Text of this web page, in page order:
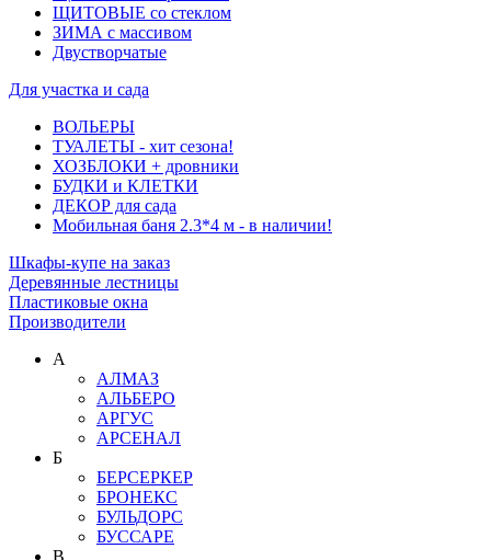
ЩИТОВЫЕ со стеклом
ЗИМА с массивом
Двустворчатые
Для участка и сада
ВОЛЬЕРЫ
ТУАЛЕТЫ - хит сезона!
ХОЗБЛОКИ + дровники
БУДКИ и КЛЕТКИ
ДЕКОР для сада
Мобильная баня 2.3*4 м - в наличии!
Шкафы-купе на заказ
Деревянные лестницы
Пластиковые окна
Производители
А
АЛМАЗ
АЛЬБЕРО
АРГУС
АРСЕНАЛ
Б
БЕРСЕРКЕР
БРОНЕКС
БУЛЬДОРС
БУССАРЕ
В